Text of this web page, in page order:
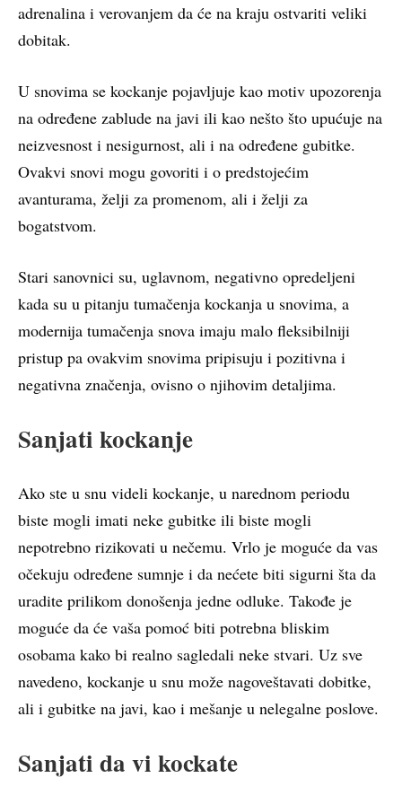
adrenalina i verovanjem da će na kraju ostvariti veliki
dobitak.
U snovima se kockanje pojavljuje kao motiv upozorenja
na određene zablude na javi ili kao nešto što upućuje na
neizvesnost i nesigurnost, ali i na određene gubitke.
Ovakvi snovi mogu govoriti i o predstojećim
avanturama, želji za promenom, ali i želji za
bogatstvom.
Stari sanovnici su, uglavnom, negativno opredeljeni
kada su u pitanju tumačenja kockanja u snovima, a
modernija tumačenja snova imaju malo fleksibilniji
pristup pa ovakvim snovima pripisuju i pozitivna i
negativna značenja, ovisno o njihovim detaljima.
Sanjati kockanje
Ako ste u snu videli kockanje, u narednom periodu
biste mogli imati neke gubitke ili biste mogli
nepotrebno rizikovati u nečemu. Vrlo je moguće da vas
očekuju određene sumnje i da nećete biti sigurni šta da
uradite prilikom donošenja jedne odluke. Takođe je
moguće da će vaša pomoć biti potrebna bliskim
osobama kako bi realno sagledali neke stvari. Uz sve
navedeno, kockanje u snu može nagoveštavati dobitke,
ali i gubitke na javi, kao i mešanje u nelegalne poslove.
Sanjati da vi kockate